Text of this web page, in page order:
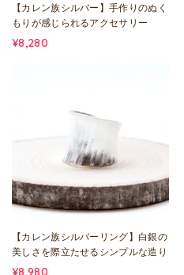
【カレン族シルバー】手作りのぬく
もりが感じられるアクセサリー
¥8,280
【カレン族シルバーリング】白銀の
美しさを際立たせるシンプルな造り
¥8,980